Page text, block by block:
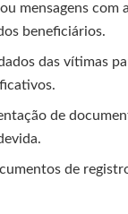
mensagens
beneficiários.
das vítimas
de
de